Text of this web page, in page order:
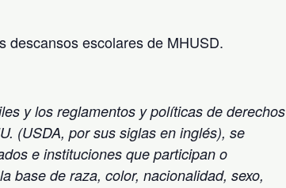
descansos escolares de MHUSD.
y los reglamentos y políticas de derechos
(USDA, por sus siglas en inglés), se
e instituciones que participan o
base de raza, color, nacionalidad, sexo,